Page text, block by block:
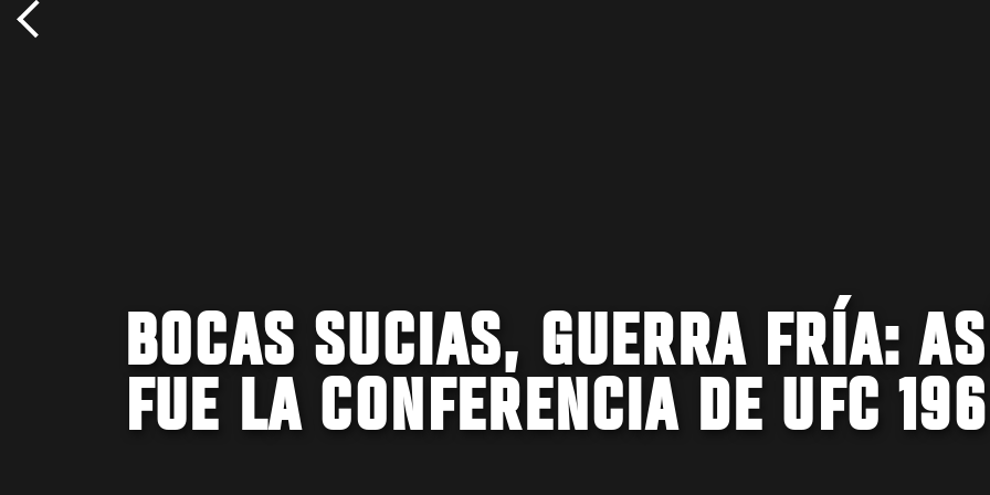
BOCAS SUCIAS, GUERRA FRÍA:
FUE LA CONFERENCIA DE UFC 196